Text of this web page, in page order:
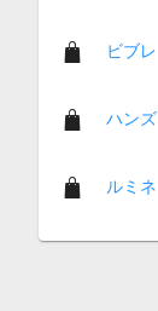
ビブレ
ハンズ
ルミネ